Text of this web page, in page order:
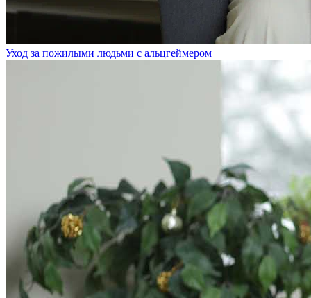
Уход за пожилыми людьми с альцгеймером